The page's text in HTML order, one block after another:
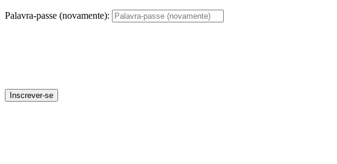
Palavra-passe (novamente):
Inscrever-se